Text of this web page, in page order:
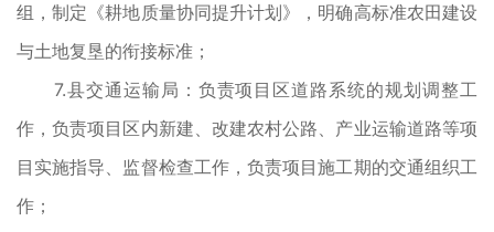
组，制定《耕地质量协同提升计划》，明确高标准农田建设
与土地复垦的衔接标准；
7.县交通运输局：负责项目区道路系统的规划调整工
作，负责项目区内新建、改建农村公路、产业运输道路等项
目实施指导、监督检查工作，负责项目施工期的交通组织工
作；